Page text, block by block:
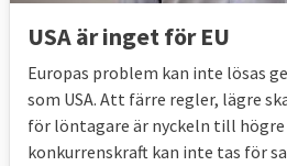
USA är inget för EU
Europas problem kan inte lösas
som USA. Att färre regler, lägre
för löntagare är nyckeln till
konkurrenskraft kan inte tas för